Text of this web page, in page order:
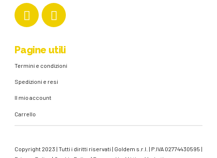
Pagine utili
Termini e condizioni
Spedizioni e resi
Il mio account
Carrello
Copyright 2023 | Tutti i diritti riservati | Goldem s.r.l. | P.IVA 02774430595 |